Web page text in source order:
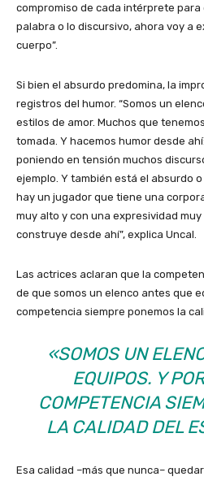
compromiso de cada intérprete para
palabra o lo discursivo, ahora voy a
cuerpo”.
Si bien el absurdo predomina, la
registros del humor. “Somos un
estilos de amor. Muchos que
tomada. Y hacemos humor desde
poniendo en tensión muchos
ejemplo. Y también está el absurdo
hay un jugador que tiene una
muy alto y con una expresividad
construye desde ahí”, explica Uncal.
Las actrices aclaran que la
de que somos un elenco antes que
competencia siempre ponemos la
«SOMOS UN
EQUIPOS. Y
COMPETENCIA
LA CALIDAD DEL
Esa calidad –más que nunca–